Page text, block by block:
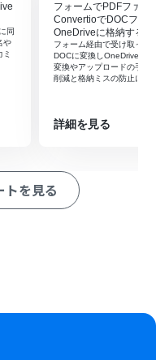
択し、「取引先が作成さ
ョンを設定します。
を選択し、「フォル
ます。
取引先名などをフォルダ
となるアクション、「オ
ー内で処理を行うアク
ト
お使いの環境に応じて監
を設定してください。
同
や
フォームでPDFファイ
ConvertioでDOCファ
OneDriveに格納する
フォーム経由で受け取った
DOCに変換しOneDriveへ
変換やアップロードの手作
削減と格納ミスの防止に役
詳細を見る
トを見る